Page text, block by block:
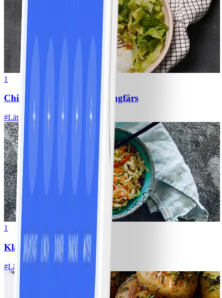
1
Chili con carne med kycklingfärs
#Lätt
1
Klassisk vitkålssallad
#Lätt